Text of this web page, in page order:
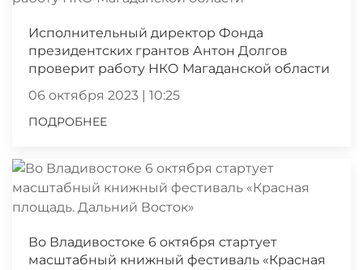
Исполнительный директор Фонда
президентских грантов Антон Долгов
проверит работу НКО Магаданской области
06 октября 2023 | 10:25
ПОДРОБНЕЕ
Во Владивостоке 6 октября стартует
масштабный книжный фестиваль «Красная